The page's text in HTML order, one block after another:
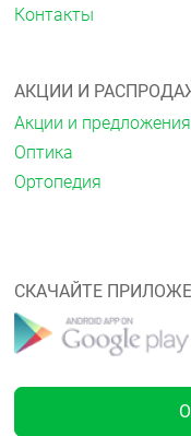
Контакты
АКЦИИ И
Акции и предложения
Оптика
Ортопедия
СКАЧАЙТЕ